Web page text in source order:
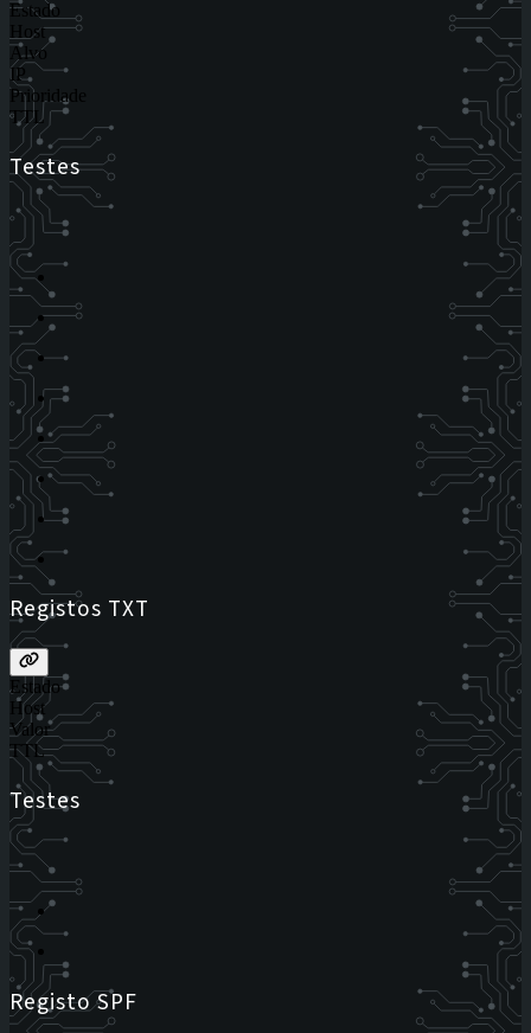
Estado
Host
Alvo
IP
Prioridade
TTL
Testes
Registos TXT
Estado
Host
Valor
TTL
Testes
Registo SPF